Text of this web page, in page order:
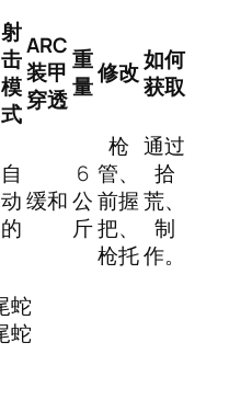
射
击
模
式
ARC
装甲
穿透
重
量修改如何
获取
自
动
的
缓和
6
公
斤
枪
管、
前握
把、
枪托
通过
拾
荒、
制
作。